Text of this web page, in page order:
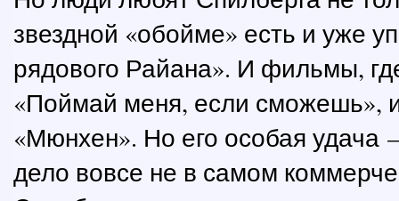
звездной «обойме» есть и уже
рядового Райана». И фильмы,
«Поймай меня, если сможешь»,
«Мюнхен». Но его особая
дело вовсе не в самом